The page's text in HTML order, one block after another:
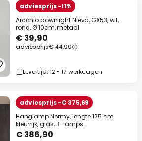
adviesprijs -11%
Arcchio downlight Nieva, GX53, wit,
rond, Ø 10cm, metaal
€ 39,90
adviesprijs€ 44,90
Levertijd: 12 - 17 werkdagen
adviesprijs -€ 375,69
Hanglamp Normy, lengte 125 cm,
kleurrijk, glas, 8-lamps.
€ 386,90